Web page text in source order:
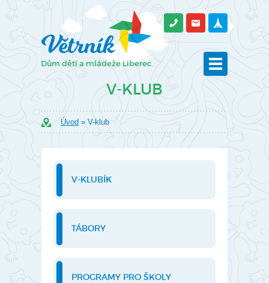
V-KLUB
Úvod » V-klub
V-KLUBÍK
TÁBORY
PROGRAMY PRO ŠKOLY